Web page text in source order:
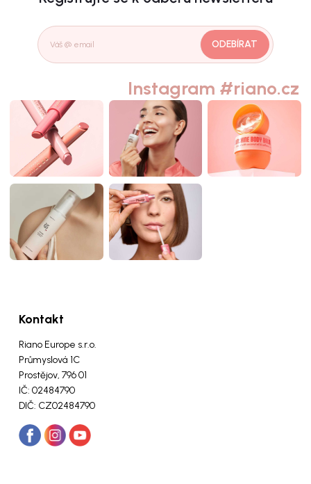
ODEBÍRAT
Instagram #riano.cz
Kontakt
Riano Europe s.r.o.
Průmyslová 1C
Prostějov, 796 01
IČ: 02484790
DIČ: CZ02484790